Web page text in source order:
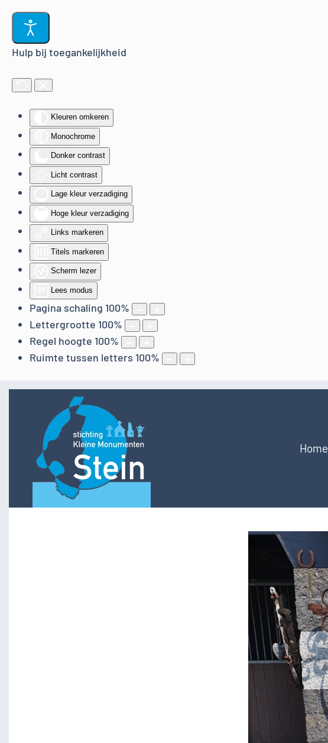
Hulp bij toegankelijkheid
Kleuren omkeren
Monochrome
Donker contrast
Licht contrast
Lage kleur verzadiging
Hoge kleur verzadiging
Links markeren
Titels markeren
Scherm lezer
Lees modus
Pagina schaling 100%
Lettergrootte 100%
Regel hoogte 100%
Ruimte tussen letters 100%
Terug naar hoofdinhoud
Home